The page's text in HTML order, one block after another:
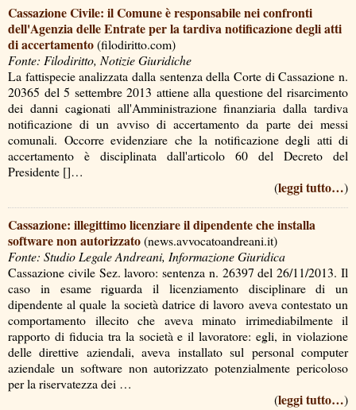
Cassazione Civile: il Comune è responsabile nei confronti
dell'Agenzia delle Entrate per la tardiva notificazione degli atti
di accertamento(filodiritto.com)
Fonte: Filodiritto, Notizie Giuridiche
La fattispecie analizzata dalla sentenza della Corte di Cassazione n.
20365 del 5 settembre 2013 attiene alla questione del risarcimento
dei danni cagionati all'Amministrazione finanziaria dalla tardiva
notificazione di un avviso di accertamento da parte dei messi
comunali. Occorre evidenziare che la notificazione degli atti di
accertamento è disciplinata dall'articolo 60 del Decreto del
Presidente []…
(leggi tutto…)
Cassazione: illegittimo licenziare il dipendente che installa
software non autorizzato(news.avvocatoandreani.it)
Fonte: Studio Legale Andreani, Informazione Giuridica
Cassazione civile Sez. lavoro: sentenza n. 26397 del 26/11/2013. Il
caso in esame riguarda il licenziamento disciplinare di un
dipendente al quale la società datrice di lavoro aveva contestato un
comportamento illecito che aveva minato irrimediabilmente il
rapporto di fiducia tra la società e il lavoratore: egli, in violazione
delle direttive aziendali, aveva installato sul personal computer
aziendale un software non autorizzato potenzialmente pericoloso
per la riservatezza dei …
(leggi tutto…)